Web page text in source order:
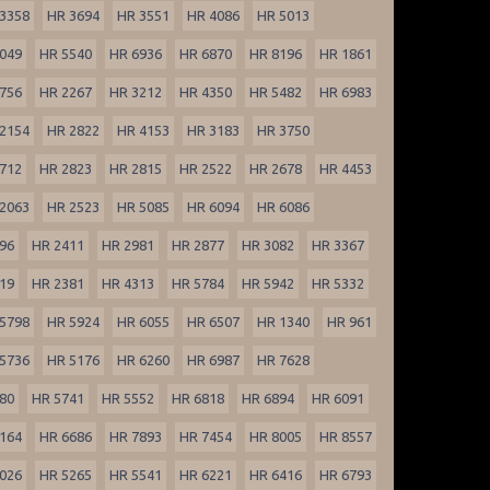
HR 3694 HR 3551 HR 4086 HR 5013
HR 5540 HR 6936 HR 6870 HR 8196 HR 1861
HR 2267 HR 3212 HR 4350 HR 5482 HR 6983
HR 2822 HR 4153 HR 3183 HR 3750
HR 2823 HR 2815 HR 2522 HR 2678 HR 4453
HR 2523 HR 5085 HR 6094 HR 6086
HR 2411 HR 2981 HR 2877 HR 3082 HR 3367
HR 2381 HR 4313 HR 5784 HR 5942 HR 5332
HR 5924 HR 6055 HR 6507 HR 1340 HR 961
HR 5176 HR 6260 HR 6987 HR 7628
HR 5741 HR 5552 HR 6818 HR 6894 HR 6091
HR 6686 HR 7893 HR 7454 HR 8005 HR 8557
HR 5265 HR 5541 HR 6221 HR 6416 HR 6793